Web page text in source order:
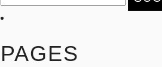
nach:
PAGES